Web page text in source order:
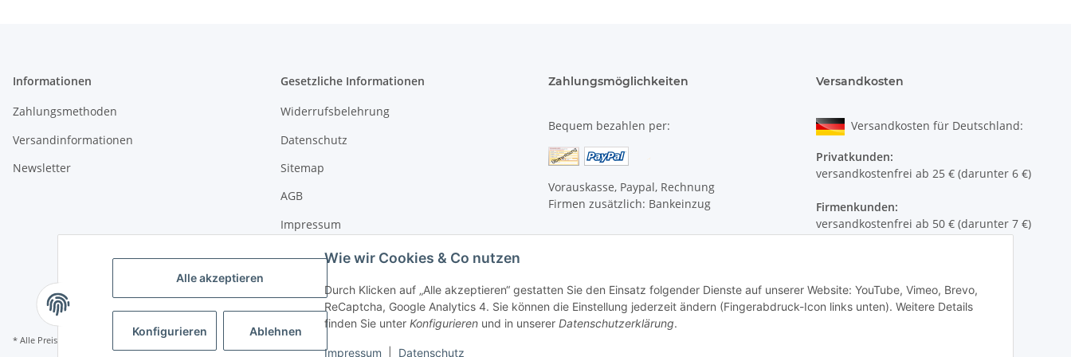
Alle akzeptieren
Konfigurieren Ablehnen
Wie wir Cookies & Co nutzen
Durch Klicken auf „Alle akzeptieren“ gestatten Sie den Einsatz folgender Dienste auf unserer Website: YouTube, Vimeo, Brevo,
ReCaptcha, Google Analytics 4. Sie können die Einstellung jederzeit ändern (Fingerabdruck-Icon links unten). Weitere Details
finden Sie unter Konfigurieren und in unserer Datenschutzerklärung.
Impressum Datenschutz
Glycerin (pflanzlich), Weingeist, pflanzlicher Emulgator, Meersalz, Beerenwachs,
Johannisbrotkernmehl, pflanzlicher Konsistenzgeber, Vitamin E (GMO-frei), Zitronensäure,
*Rohstoffe aus kontrolliert biologischem Anbau
Informationen
Zahlungsmethoden
Versandinformationen
Newsletter
Gesetzliche Informationen
Widerrufsbelehrung
Datenschutz
Sitemap
AGB
Impressum
Zahlungsmöglichkeiten
Bequem bezahlen per:
Vorauskasse, Paypal, Rechnung
Firmen zusätzlich: Bankeinzug
Versandkosten
Versandkosten für Deutschland:
Privatkunden:
versandkostenfrei ab 25 € (darunter 6 €)
Firmenkunden:
versandkostenfrei ab 50 € (darunter 7 €)
Versand ins Ausland siehehier
* Alle Preise inkl. gesetzlicher USt., zzgl.